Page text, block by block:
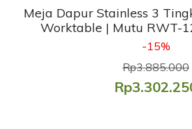
Meja Dapur Stainless 3
Worktable | Mutu RWT-
-15%
Rp3.885.000